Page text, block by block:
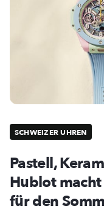
SCHWEIZER UHREN
Pastell,
Hublot
für den